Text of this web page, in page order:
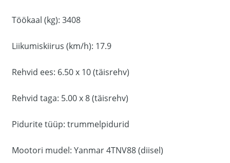
Töökaal (kg): 3408
Liikumiskiirus (km/h): 17.9
Rehvid ees: 6.50 x 10 (täisrehv)
Rehvid taga: 5.00 x 8 (täisrehv)
Pidurite tüüp: trummelpidurid
Mootori mudel: Yanmar 4TNV88 (diisel)